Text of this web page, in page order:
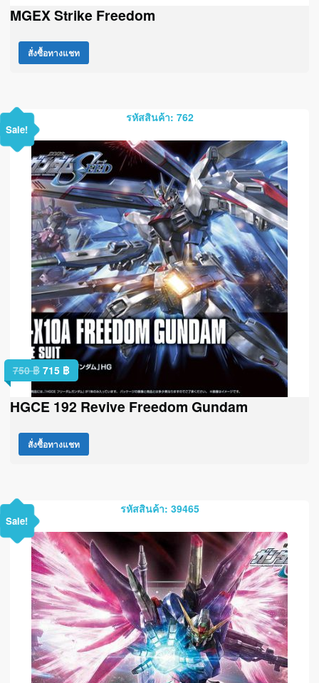
MGEX Strike Freedom
สั่งซื้อทางแชท
รหัสสินค้า: 762
Sale!
750฿ 715 ฿
HGCE 192 Revive Freedom Gundam
สั่งซื้อทางแชท
รหัสสินค้า: 39465
Sale!